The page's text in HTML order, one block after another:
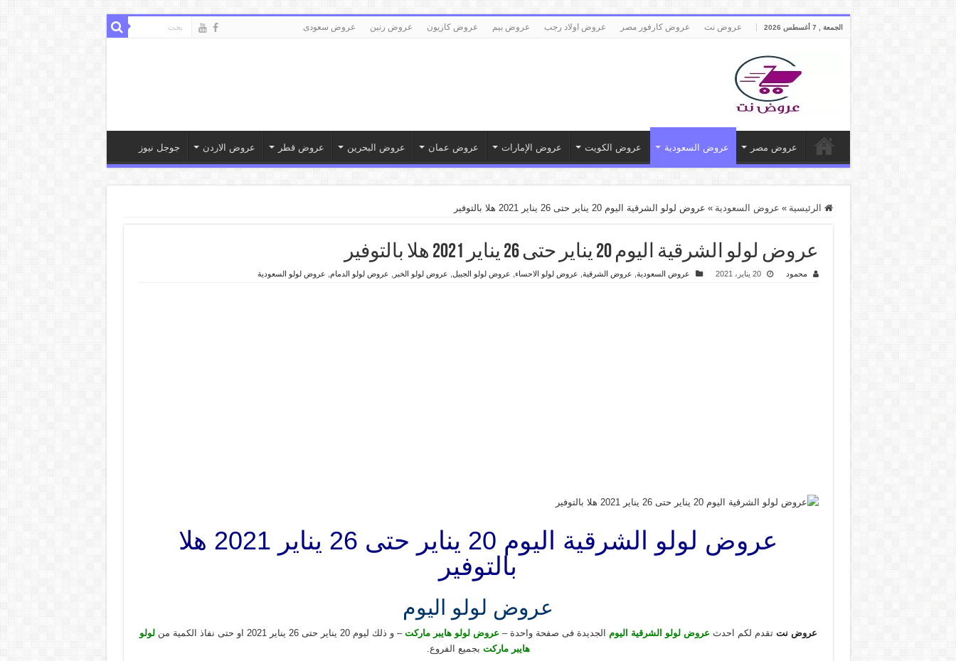
الجمعة , 7 أغسطس 2026 عروض نت عروض كارفور مصر عروض اولاد رجب عروض بيم عروض كازيون عروض رنين عروض سعودى
عروض مصر عروض السعودية عروض الكويت عروض الإمارات عروض عمان عروض البحرين عروض قطر عروض الاردن جوجل نيوز
الرئيسية » عروض السعودية » عروض لولو الشرقية اليوم 20 يناير حتى 26 يناير 2021 هلا بالتوفير
عروض لولو الشرقية اليوم 20 يناير حتى 26 يناير 2021 هلا بالتوفير
محمود 20 يناير، 2021 عروض السعودية عروض الشرقية عروض لولو الاحساء عروض لولو الجبيل عروض لولو الخبر عروض لولو الدمام عروض لولو السعودية
عروض لولو الشرقية اليوم 20 يناير حتى 26 يناير 2021 هلا
بالتوفير
عروض لولو اليوم
عروض نت تقدم لكم احدث عروض لولو الشرقية اليوم الجديدة فى صفحة واحدة – عروض لولو هايبر ماركت – و ذلك ليوم 20 يناير حتى 26 يناير 2021 او حتى نفاذ الكمية من
لولو
هايبر ماركت بجميع الفروع.